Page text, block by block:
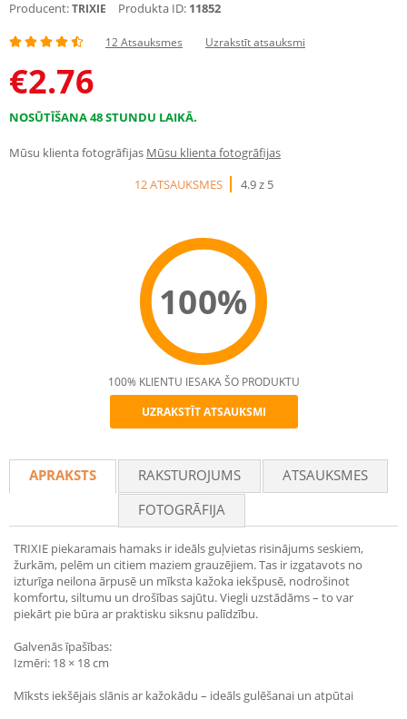
Producent:TRIXIE Produkta ID: 11852
12 Atsauksmes Uzrakstīt atsauksmi
€2.76
NOSŪTĪŠANA 48 STUNDU LAIKĀ.
Mūsu klienta fotogrāfijas Mūsu klienta fotogrāfijas
12 ATSAUKSMES
4.9 z 5
100%
Recommend
100% KLIENTU IESAKA ŠO PRODUKTU
UZRAKSTĪT ATSAUKSMI
APRAKSTS RAKSTUROJUMS
ATSAUKSMES
FOTOGRĀFIJA
TRIXIE piekaramais hamaks ir ideāls guļvietas risinājums seskiem,
žurkām, pelēm un citiem maziem grauzējiem. Tas ir izgatavots no
izturīga neilona ārpusē un mīksta kažoka iekšpusē, nodrošinot
komfortu, siltumu un drošības sajūtu. Viegli uzstādāms – to var
piekārt pie būra ar praktisku siksnu palīdzību.
Galvenās īpašības:
Izmēri: 18 × 18 cm
Mīksts iekšējais slānis ar kažokādu – ideāls gulēšanai un atpūtai